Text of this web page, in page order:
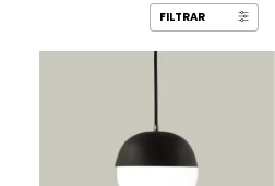
FILTRAR